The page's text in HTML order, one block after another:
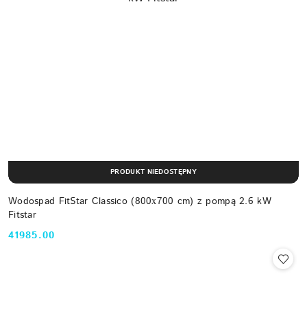
Wodospad FitStar Classico (800х700 cm) z pompą 2.6 kW
Fitstar
Cena:
41985.00
PRODUKT NIEDOSTĘPNY